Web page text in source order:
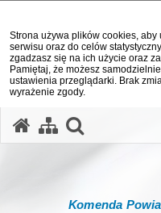
Strona używa plików cookies, aby
serwisu oraz do celów
zgadzasz się na ich użycie oraz
Pamiętaj, że możesz
ustawienia przeglądarki. Brak
wyrażenie zgody.
Komenda